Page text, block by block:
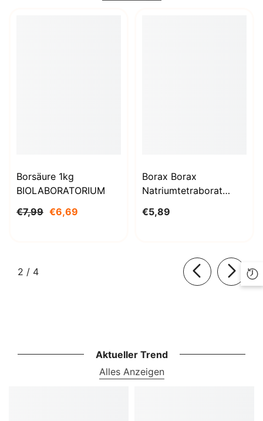
Borsäure 1kg
BIOLABORATORIUM
€7,99 €6,69
Borax Borax
Natriumtetraborat
BioLaboratorium
€5,89
2 / von
4
Aktueller Trend
Alles Anzeigen